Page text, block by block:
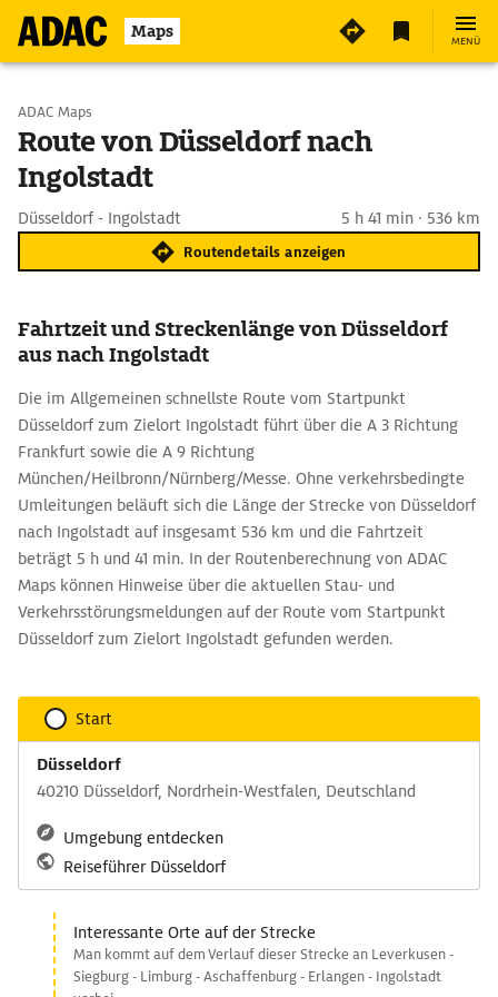
Maps MENÜ
Start wählen
Ziel eingeben
ADAC Maps
Route von Düsseldorf nach
Ingolstadt
Düsseldorf - Ingolstadt 5 h 41 min · 536 km
Routendetails anzeigen
Fahrtzeit und Streckenlänge von Düsseldorf
aus nach Ingolstadt
Die im Allgemeinen schnellste Route vom Startpunkt
Düsseldorf zum Zielort Ingolstadt führt über die A 3 Richtung
Frankfurt sowie die A 9 Richtung
München/Heilbronn/Nürnberg/Messe. Ohne verkehrsbedingte
Umleitungen beläuft sich die Länge der Strecke von Düsseldorf
nach Ingolstadt auf insgesamt 536 km und die Fahrtzeit
beträgt 5 h und 41 min. In der Routenberechnung von ADAC
Maps können Hinweise über die aktuellen Stau- und
Verkehrsstörungsmeldungen auf der Route vom Startpunkt
Düsseldorf zum Zielort Ingolstadt gefunden werden.
Start
Düsseldorf
40210 Düsseldorf, Nordrhein-Westfalen, Deutschland
Umgebung entdecken
Reiseführer Düsseldorf
Interessante Orte auf der Strecke
Man kommt auf dem Verlauf dieser Strecke an Leverkusen -
Siegburg - Limburg - Aschaffenburg - Erlangen - Ingolstadt